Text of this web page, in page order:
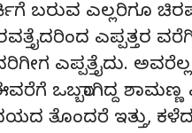
ಬರುವ ಎಲ್ಲರಿಗೂ
ಎಪ್ಪತ್ತರ
ಎಪ್ಪತ್ತೈದು.
ಒಬ್ಬರಾಗಿದ್ದ
ತೊಂದರೆ ಇತ್ತು,